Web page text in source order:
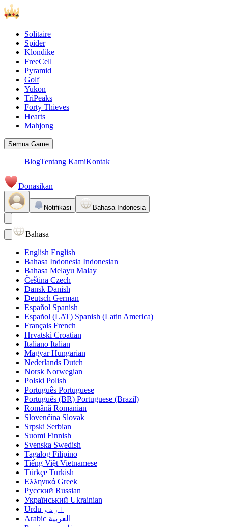
Solitaire
Spider
Klondike
FreeCell
Pyramid
Golf
Yukon
TriPeaks
Forty Thieves
Hearts
Mahjong
Semua Game
BlogTentang KamiKontak
Donasikan
Notifikasi Bahasa Indonesia
Bahasa
English English
Bahasa Indonesia Indonesian
Bahasa Melayu Malay
Čeština Czech
Dansk Danish
Deutsch German
Español Spanish
Español (LAT) Spanish (Latin America)
Français French
Hrvatski Croatian
Italiano Italian
Magyar Hungarian
Nederlands Dutch
Norsk Norwegian
Polski Polish
Português Portuguese
Português (BR) Portuguese (Brazil)
Română Romanian
Slovenčina Slovak
Srpski Serbian
Suomi Finnish
Svenska Swedish
Tagalog Filipino
Tiếng Việt Vietnamese
Türkçe Turkish
Ελληνικά Greek
Русский Russian
Український Ukrainian
اردو Urdu
العربية Arabic